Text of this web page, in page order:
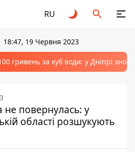
RU
18:47, 19 Червня 2023
гривень за куб води: у Дніпрі
не повернулась: у
області розшукують